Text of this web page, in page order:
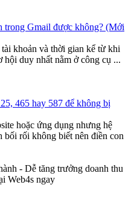
trong Gmail được không? (Mới
khoản và thời gian kể từ khi
duy nhất nằm ở công cụ ...
465 hay 587 để không bị
hoặc ứng dụng nhưng hệ
bối rối không biết nên điền con
- Dễ tăng trưởng doanh thu
Web4s ngay